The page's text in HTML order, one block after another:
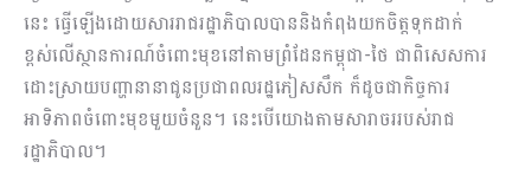
នេះ ធ្វើឡើងដោយសាររាជរដ្ឋាភិបាលបាននិងកំពុងយកចិត្តទុកដាក់
ខ្ពស់លើស្ថានការណ៍ចំពោះមុខនៅតាមព្រំដែនកម្ពុជា-ថៃ ជាពិសេសការ
ដោះស្រាយបញ្ហានានាជូនប្រជាពលរដ្ឋភៀសសឹក ក៏ដូចជាកិច្ចការ
អាទិភាពចំពោះមុខមួយចំនួន។ នេះបើយោងតាមសារាចររបស់រាជ
រដ្ឋាភិបាល។